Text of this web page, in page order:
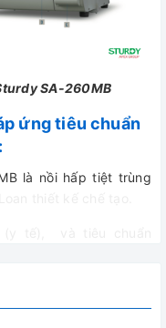
SA-260MB
ứng tiêu chuẩn
là nồi hấp tiệt trùng
Sterilizer (theo tiêu